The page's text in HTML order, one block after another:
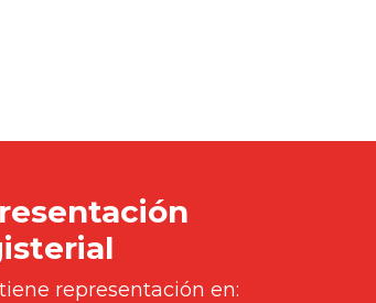
representación en: